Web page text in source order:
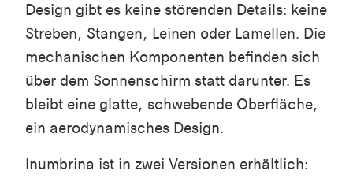
Design gibt es keine störenden Details: keine
Streben, Stangen, Leinen oder Lamellen. Die
mechanischen Komponenten befinden sich
über dem Sonnenschirm statt darunter. Es
bleibt eine glatte, schwebende Oberfläche,
ein aerodynamisches Design.
Inumbrina ist in zwei Versionen erhältlich: